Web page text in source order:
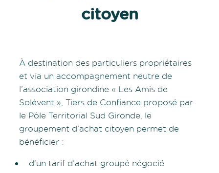
citoyen
À destination des particuliers propriétaires
et via un accompagnement neutre de
l’association girondine « Les Amis de
Solévent », Tiers de Confiance proposé par
le Pôle Territorial Sud Gironde, le
groupement d’achat citoyen permet de
bénéficier :
d’un tarif d’achat groupé négocié